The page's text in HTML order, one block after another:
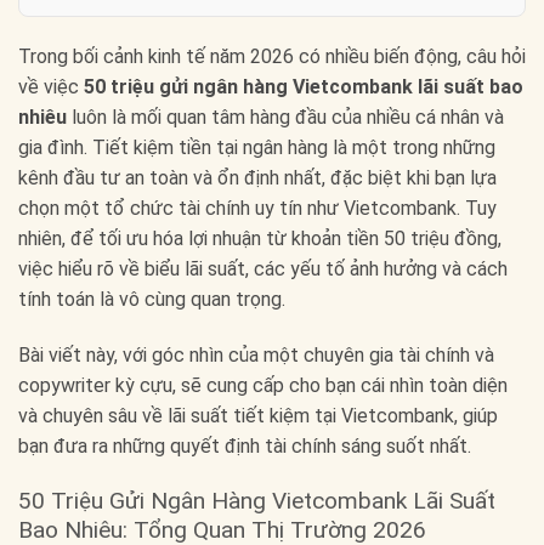
Trong bối cảnh kinh tế năm 2026 có nhiều biến động, câu hỏi
về việc 50 triệu gửi ngân hàng Vietcombank lãi suất bao
nhiêu luôn là mối quan tâm hàng đầu của nhiều cá nhân và
gia đình. Tiết kiệm tiền tại ngân hàng là một trong những
kênh đầu tư an toàn và ổn định nhất, đặc biệt khi bạn lựa
chọn một tổ chức tài chính uy tín như Vietcombank. Tuy
nhiên, để tối ưu hóa lợi nhuận từ khoản tiền 50 triệu đồng,
việc hiểu rõ về biểu lãi suất, các yếu tố ảnh hưởng và cách
tính toán là vô cùng quan trọng.
Bài viết này, với góc nhìn của một chuyên gia tài chính và
copywriter kỳ cựu, sẽ cung cấp cho bạn cái nhìn toàn diện
và chuyên sâu về lãi suất tiết kiệm tại Vietcombank, giúp
bạn đưa ra những quyết định tài chính sáng suốt nhất.
50 Triệu Gửi Ngân Hàng Vietcombank Lãi Suất
Bao Nhiêu: Tổng Quan Thị Trường 2026